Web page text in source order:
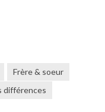
Frère & soeur
différences